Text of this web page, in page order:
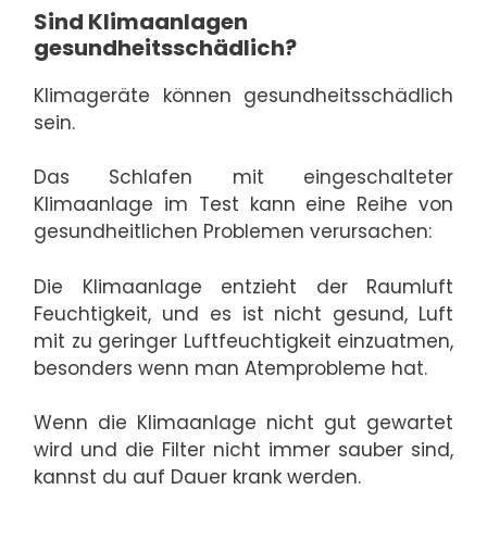
Sind Klimaanlagen
gesundheitsschädlich?
Klimageräte können gesundheitsschädlich
sein.
Das Schlafen mit eingeschalteter
Klimaanlage im Test kann eine Reihe von
gesundheitlichen Problemen verursachen:
Die Klimaanlage entzieht der Raumluft
Feuchtigkeit, und es ist nicht gesund, Luft
mit zu geringer Luftfeuchtigkeit einzuatmen,
besonders wenn man Atemprobleme hat.
Wenn die Klimaanlage nicht gut gewartet
wird und die Filter nicht immer sauber sind,
kannst du auf Dauer krank werden.